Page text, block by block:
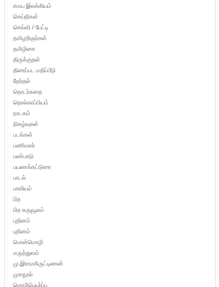
சமய இலக்கியம்
செய்திகள்
செவ்வி / பேட்டி
தமிழறிஞர்கள்
தமிழிசை
திருக்குறள்
திரைப்பட மதிப்பீடு
தேர்தல்
தொடர்கதை
தொல்காப்பியம்
நாடகம்
நிகழ்வுகள்
படங்கள்
பணிமலர்
பண்பாடு
பயணக்கட்டுரை
பாடல்
பாவியம்
பிற
பிற கருவூலம்
புதினம்
புதினம்
பொன்மொழி
மருத்துவம்
மு.இராமகிருட்டிணன்
முகநூல்
மொழிபெயர்ப்பு